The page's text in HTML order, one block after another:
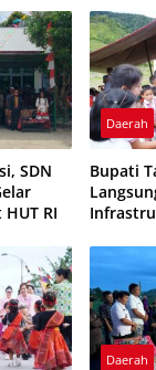
SDN
RI
Daerah
Bupati
Utama
Daerah